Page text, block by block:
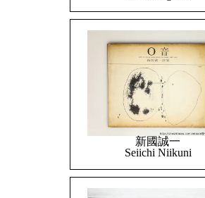
新國誠一
Seiichi Niikuni